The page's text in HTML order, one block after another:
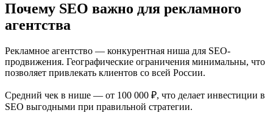
Почему SEO важно для рекламного
агентства
Рекламное агентство — конкурентная ниша для SEO-
продвижения. Географические ограничения минимальны, что
позволяет привлекать клиентов со всей России.
Средний чек в нише — от 100 000 ₽, что делает инвестиции в
SEO выгодными при правильной стратегии.